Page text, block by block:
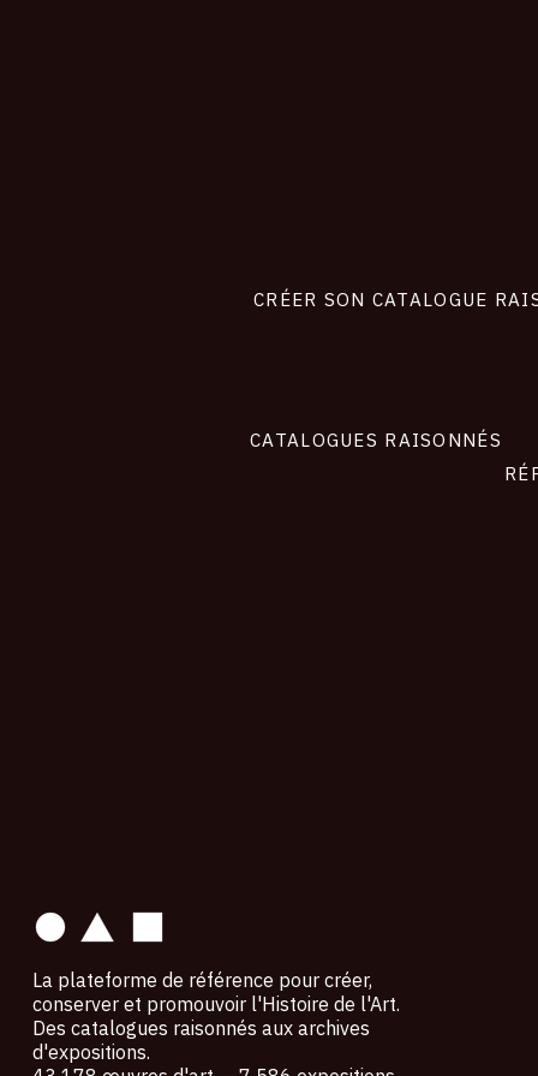
CRÉER SON CATALOGUE
CATALOGUES RAISONNÉS
La plateforme de référence pour créer,
conserver et promouvoir l'Histoire de l'Art.
Des catalogues raisonnés aux archives
d'expositions.